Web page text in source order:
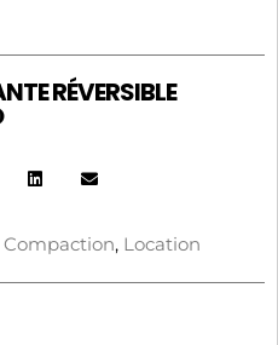
RÉVERSIBLE
Compaction, Location